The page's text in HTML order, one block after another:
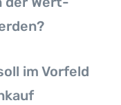
im Vorfeld